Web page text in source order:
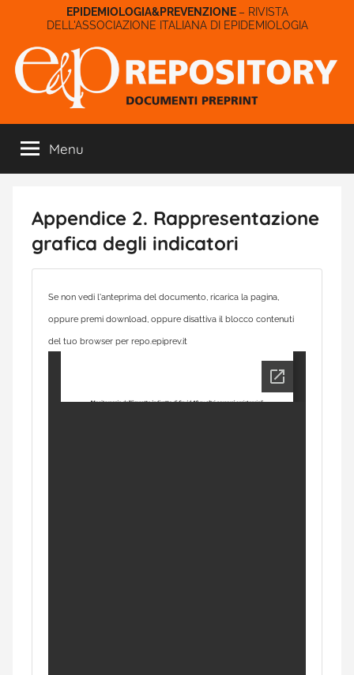
contenuto
– RIVISTA
DELL'ASSOCIAZIONE ITALIANA DI EPIDEMIOLOGIA
E&P
Repository
Menu
Appendice 2. Rappresentazione
grafica degli indicatori
Se non vedi l'anteprima del documento, ricarica la pagina,
oppure premi download, oppure disattiva il blocco contenuti
del tuo browser per repo.epiprev.it